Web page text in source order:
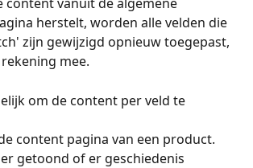
herstelt, worden alle velden die
zijn gewijzigd opnieuw toegepast,
mee.
om de content per veld te
content pagina van een product.
getoond of er geschiedenis